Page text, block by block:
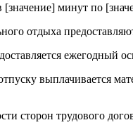
[значение] минут по
отдыха
ежегодный
выплачивается
сторон трудового